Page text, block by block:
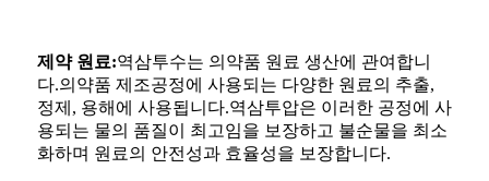
제약 원료:역삼투수는 의약품 원료 생산에 관여합니
다.의약품 제조공정에 사용되는 다양한 원료의 추출,
정제, 용해에 사용됩니다.역삼투압은 이러한 공정에 사
용되는 물의 품질이 최고임을 보장하고 불순물을 최소
화하며 원료의 안전성과 효율성을 보장합니다.